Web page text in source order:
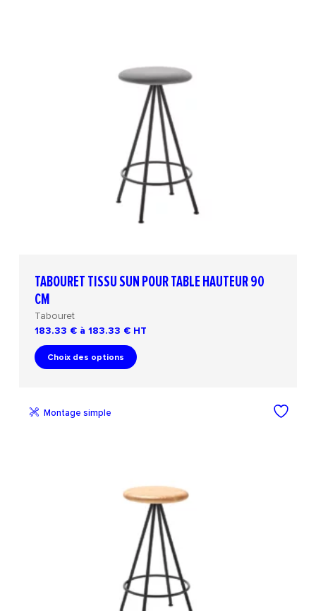
TABOURET TISSU SUN POUR TABLE HAUTEUR 90
CM
Tabouret
183.33 € à 183.33 € HT
Choix des options
Montage simple